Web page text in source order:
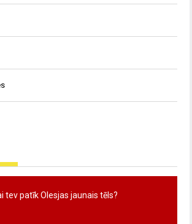
tev patīk Olesjas jaunais tēls?